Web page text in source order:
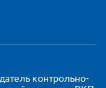
контрольно-